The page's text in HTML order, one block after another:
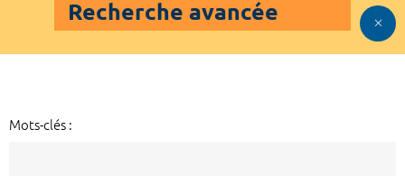
Recherche avancée
Mots-clés :